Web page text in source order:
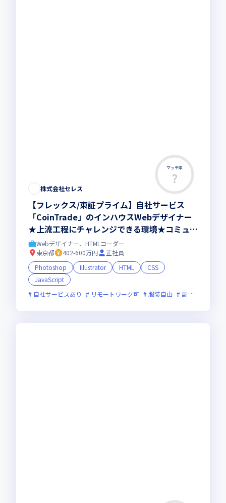
マッチ率
株式会社セレス
【フレックス/東証プライム】自社サービス
「CoinTrade」のインハウスWebデザイナー
★上流工程にチャレンジできる環境★コミュニ
ケーションが活発な社風★
Webデザイナー、HTMLコーダー
東京都
402-600万円
正社員
Photoshop
Illustrator HTML
CSS
JavaScript
自社サービスあり
リモートワーク可 服装自由 副業可